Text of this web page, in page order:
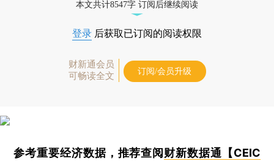
本文共计8547字 订阅后继续阅读
登录 后获取已订阅的阅读权限
财新通会员
可畅读全文
订阅/会员升级
参考重要经济数据，推荐查阅财新数据通【CEIC